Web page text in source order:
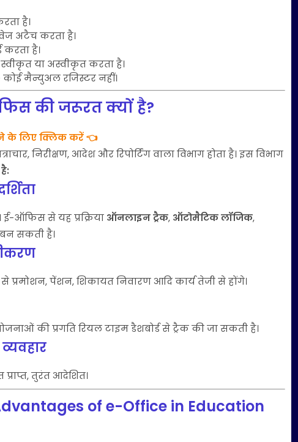
है।
अटैच करता है।
है।
या अस्वीकृत करता है।
– कोई मैन्युअल रजिस्टर नहीं।
की जरूरत क्यों है?
के लिए क्लिक करें 👈
निरीक्षण, आदेश और रिपोर्टिंग वाला विभाग होता है। इस विभाग
ई-ऑफिस से यह प्रक्रिया ऑनलाइन ट्रैक, ऑटोमैटिक लॉजिक,
बन सकती है।
प्रमोशन, पेंशन, शिकायत निवारण आदि कार्य तेजी से होंगे।
योजनाओं की प्रगति रियल टाइम डैशबोर्ड से ट्रैक की जा सकती है।
तुरंत आदेशित।
of e-Office in Education